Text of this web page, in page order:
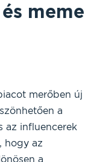
meme
merőben új
a
az influencerek
hogy az
a